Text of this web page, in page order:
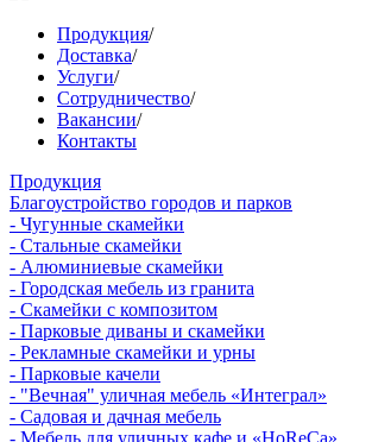
Продукция/
Доставка/
Услуги/
Сотрудничество/
Вакансии/
Контакты
Продукция
Благоустройство городов и парков
- Чугунные скамейки
- Стальные скамейки
- Алюминиевые скамейки
- Городская мебель из гранита
- Скамейки с композитом
- Парковые диваны и скамейки
- Рекламные скамейки и урны
- Парковые качели
- "Вечная" уличная мебель «Интеграл»
- Садовая и дачная мебель
- Мебель для уличных кафе и «HoReCa»